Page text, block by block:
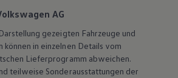
AG
gezeigten Fahrzeuge und
können in einzelnen Details vom
Lieferprogramm abweichen.
teilweise Sonderausstattungen der